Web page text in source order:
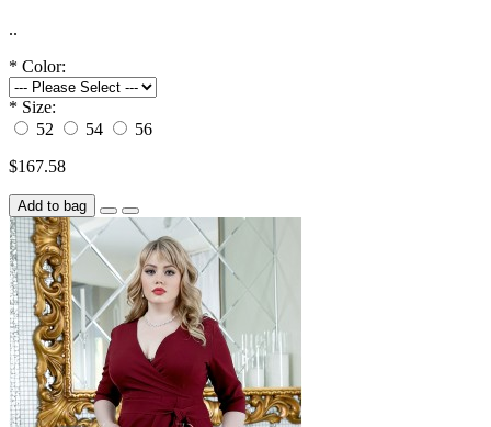
..
* Color:
* Size:
52
54
56
$167.58
Add to bag